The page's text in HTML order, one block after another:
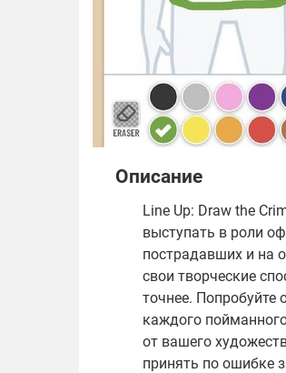
Описание
Line Up: Draw the
выступать в роли
пострадавших и на
свои творческие
точнее. Попробуйте
каждого
от вашего
принять по ошибке